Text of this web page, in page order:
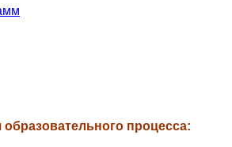
процесса: